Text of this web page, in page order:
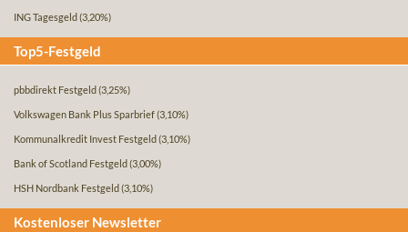
ING Tagesgeld (3,20%)
Top5-Festgeld
pbbdirekt Festgeld (3,25%)
Volkswagen Bank Plus Sparbrief(3,10%)
Kommunalkredit Invest Festgeld (3,10%)
Bank of Scotland Festgeld (3,00%)
HSH Nordbank Festgeld (3,10%)
Kostenloser Newsletter